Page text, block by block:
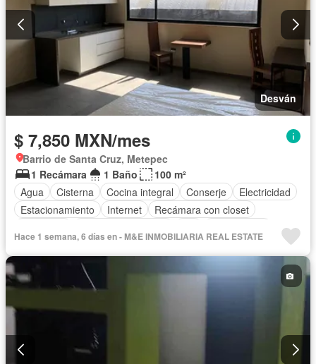
Desván
$ 7,850 MXN/mes
Barrio de Santa Cruz, Metepec
1 Recámara
1 Baño
100 m²
Agua
Cisterna Cocina integral Conserje
Electricidad
Estacionamiento
Internet
Recámara con closet
Completamente amueblado
Hace 1 semana, 6 días en - M&E INMOBILIARIA REAL ESTATE